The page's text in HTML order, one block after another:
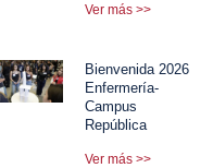
Ver más >>
Bienvenida 2026
Enfermería-
Campus
República
Ver más >>